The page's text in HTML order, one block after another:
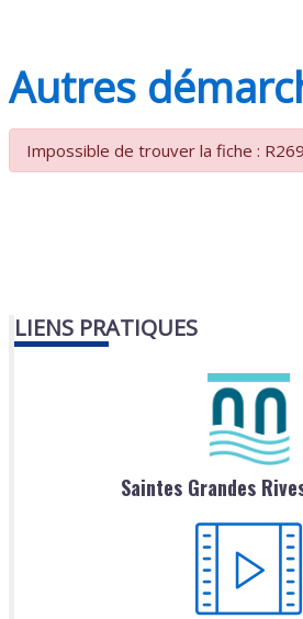
Autres
Impossible de trouver la fiche :
LIENS PRATIQUES
Saintes Grandes